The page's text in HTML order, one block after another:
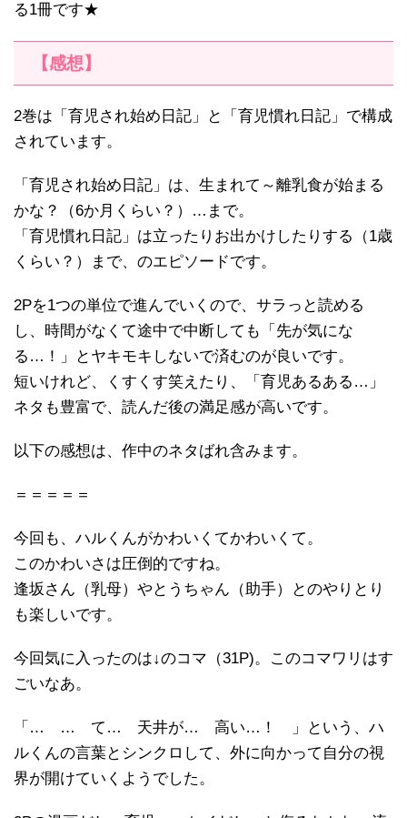
る1冊です★
【感想】
2巻は「育児され始め日記」と「育児慣れ日記」で構成
されています。
「育児され始め日記」は、生まれて～離乳食が始まる
かな？（6か月くらい？）…まで。
「育児慣れ日記」は立ったりお出かけしたりする（1歳
くらい？）まで、のエピソードです。
2Pを1つの単位で進んでいくので、サラっと読める
し、時間がなくて途中で中断しても「先が気にな
る…！」とヤキモキしないで済むのが良いです。
短いけれど、くすくす笑えたり、「育児あるある…」
ネタも豊富で、読んだ後の満足感が高いです。
以下の感想は、作中のネタばれ含みます。
＝＝＝＝＝
今回も、ハルくんがかわいくてかわいくて。
このかわいさは圧倒的ですね。
逢坂さん（乳母）やとうちゃん（助手）とのやりとり
も楽しいです。
今回気に入ったのは↓のコマ（31P)。このコマワリはす
ごいなあ。
「… … て… 天井が… 高い…！ 」という、ハ
ルくんの言葉とシンクロして、外に向かって自分の視
界が開けていくようでした。